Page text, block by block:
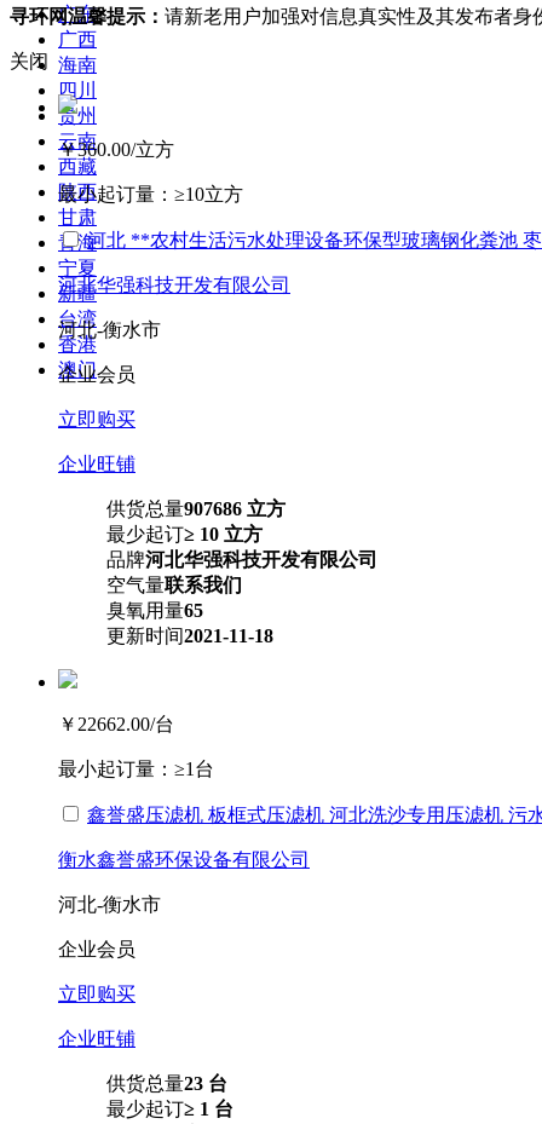
广东
广西
海南
四川
贵州
云南
西藏
陕西
甘肃
青海
宁夏
新疆
台湾
香港
澳门
寻环网温馨提示： 请新老用户加强对信息真实性及其发布者身
关闭
￥360.00/立方
最小起订量： ≥10立方
河北 **农村生活污水处理设备环保型玻璃钢化粪池
河北华强科技开发有限公司
河北-衡水市
企业会员
立即购买
企业旺铺
供货总量907686 立方
最少起订≥ 10 立方
品牌河北华强科技开发有限公司
空气量联系我们
臭氧用量65
更新时间2021-11-18
￥22662.00/台
最小起订量： ≥1台
鑫誉盛压滤机 板框式压滤机 河北洗沙专用压滤机 污
衡水鑫誉盛环保设备有限公司
河北-衡水市
企业会员
立即购买
企业旺铺
供货总量23 台
最少起订≥ 1 台